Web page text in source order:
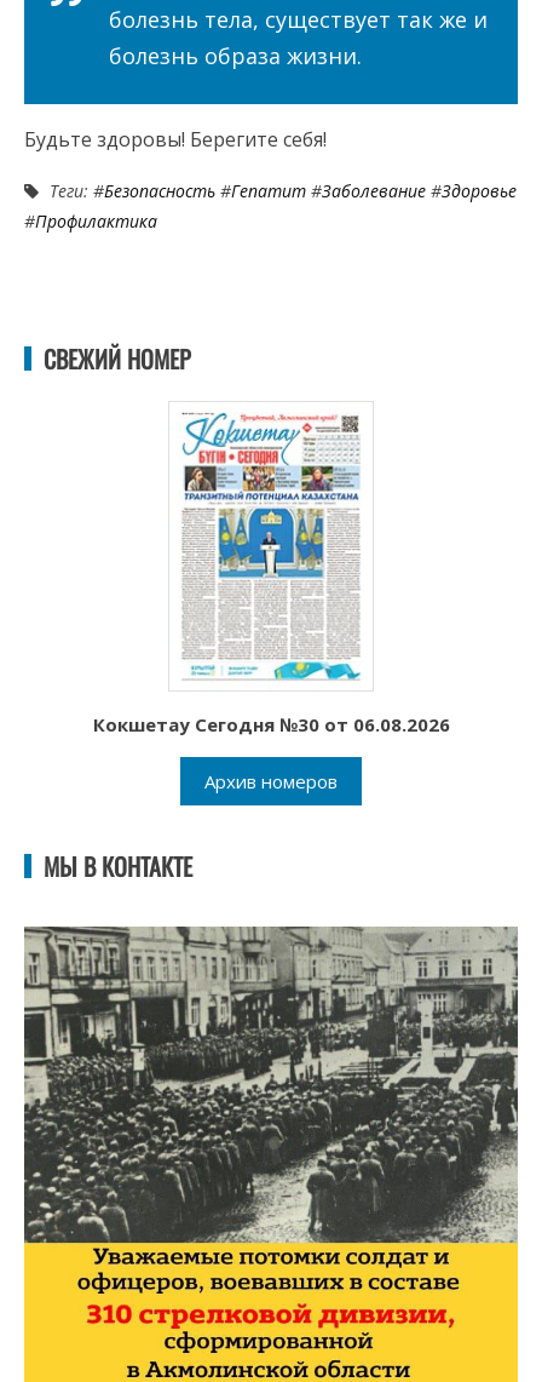
болезнь тела, существует так же и
болезнь образа жизни.
Будьте здоровы! Берегите себя!
Теги: #Безопасность #Гепатит #Заболевание #Здоровье
#Профилактика
СВЕЖИЙ НОМЕР
Кокшетау Сегодня №30 от 06.08.2026
Архив номеров
МЫ В КОНТАКТЕ